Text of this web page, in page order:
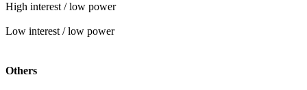
High interest / low power
Low interest / low power
Others